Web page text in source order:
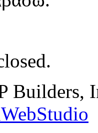
Builders,